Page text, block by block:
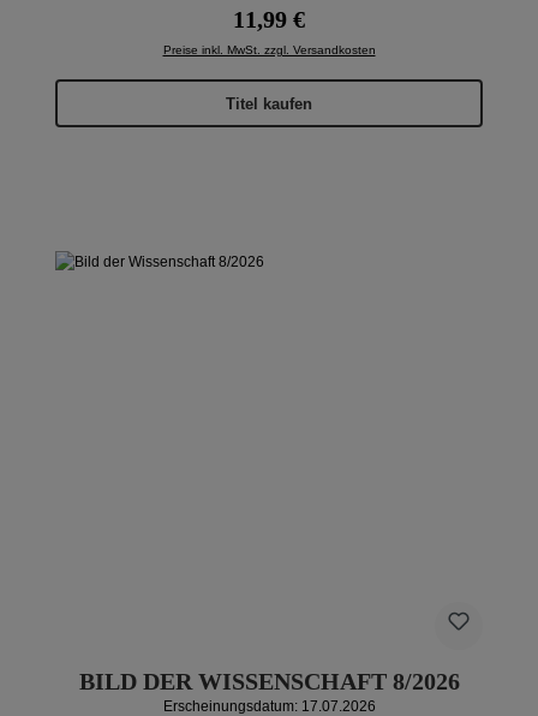
Regulärer Preis:
11,99 €
Preise inkl. MwSt. zzgl. Versandkosten
Titel kaufen
BILD DER WISSENSCHAFT 8/2026
Erscheinungsdatum: 17.07.2026